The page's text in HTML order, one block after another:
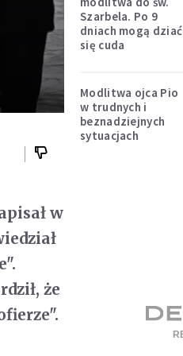
w
że
Szarbela. Po 9
dniach mogą dziać
się cuda
Modlitwa ojca Pio
w trudnych i
beznadziejnych
sytuacjach